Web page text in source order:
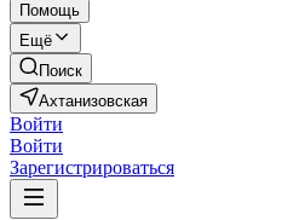
Помощь
Ещё
Поиск
Ахтанизовская
Войти
Войти
Зарегистрироваться